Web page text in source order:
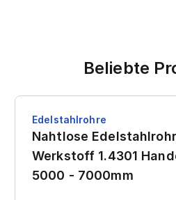
Beliebte
Edelstahlrohre
Nahtlose
Werkstoff 1.4301
5000 - 7000mm